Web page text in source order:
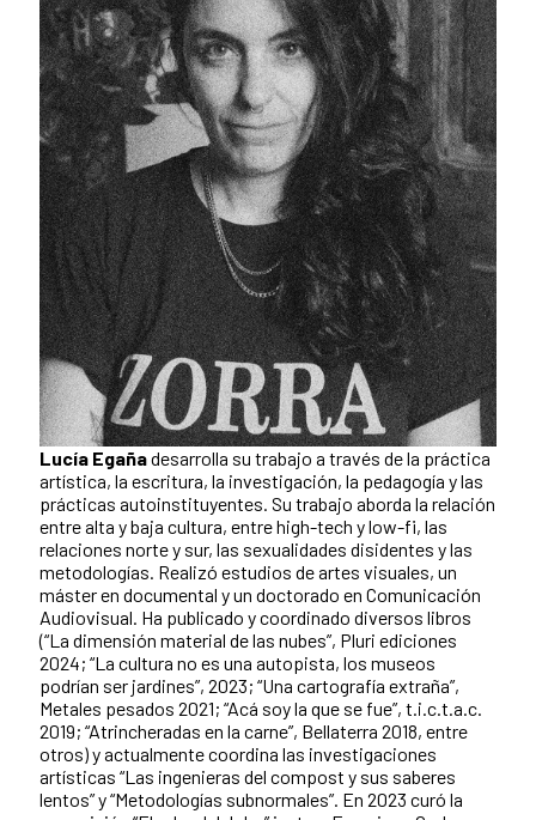
Lucía Egañadesarrolla su trabajo a través de la práctica
artística, la escritura, la investigación, la pedagogía y las
prácticas autoinstituyentes. Su trabajo aborda la relación
entre alta y baja cultura, entre high-tech y low-fi, las
relaciones norte y sur, las sexualidades disidentes y las
metodologías. Realizó estudios de artes visuales, un
máster en documental y un doctorado en Comunicación
Audiovisual. Ha publicado y coordinado diversos libros
(“La dimensión material de las nubes”, Pluri ediciones
2024; “La cultura no es una autopista, los museos
podrían ser jardines”, 2023; “Una cartografía extraña”,
Metales pesados 2021; “Acá soy la que se fue”, t.i.c.t.a.c.
2019; “Atrincheradas en la carne”, Bellaterra 2018, entre
otros) y actualmente coordina las investigaciones
artísticas “Las ingenieras del compost y sus saberes
lentos” y “Metodologías subnormales”. En 2023 curó la